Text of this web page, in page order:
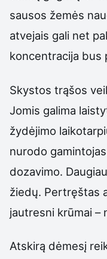
sausos žemės
atvejais gali net
koncentracija bus
Skystos trąšos
Jomis galima
žydėjimo
nurodo
dozavimo.
žiedų. Pertręštas
jautresni krūmai –
Atskirą dėmesį